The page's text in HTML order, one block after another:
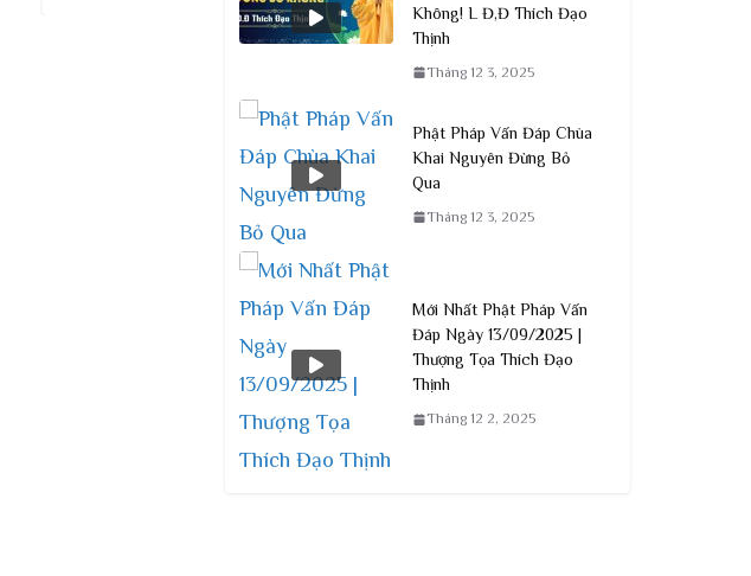
Không! L Đ,Đ Thích Đạo
Thịnh
Tháng 12 3, 2025
Phật Pháp Vấn Đáp Chùa
Khai Nguyên Đừng Bỏ
Qua
Tháng 12 3, 2025
Mới Nhất Phật Pháp Vấn
Đáp Ngày 13/09/2025 |
Thượng Tọa Thích Đạo
Thịnh
Tháng 12 2, 2025